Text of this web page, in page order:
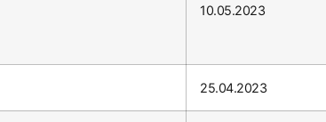
10.05.2023
25.04.2023